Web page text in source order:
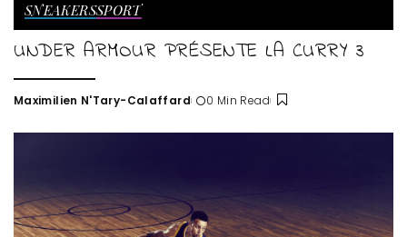
SNEAKERSSPORT
UNDER ARMOUR PRÉSENTE LA CURRY 3
Posted
Maximilien N'Tary-Calaffard 0 Min Read